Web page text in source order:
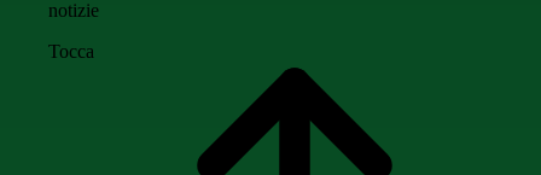
notizie
Tocca